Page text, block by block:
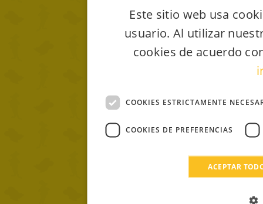
Este sitio web usa
usuario. Al utilizar
cookies de acuerdo
COOKIES ESTRICTAMENTE
COOKIES DE PREFERENCIAS
ACEPTAR